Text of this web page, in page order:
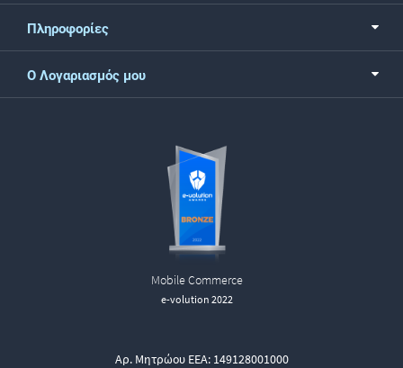
Πληροφορίες
Ο Λογαριασμός μου
Mobile Commerce
e-volution 2022
Αρ. Μητρώου ΕΕΑ: 149128001000